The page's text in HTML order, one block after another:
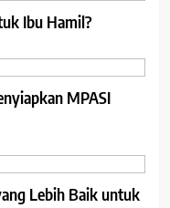
Ibu Hamil?
MPASI
Lebih Baik untuk